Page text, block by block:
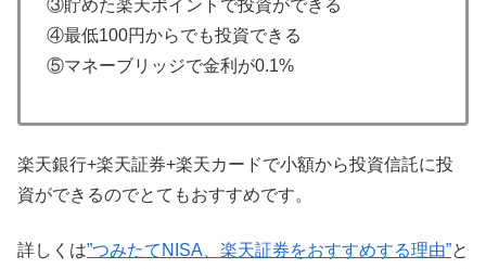
③貯めた楽天ポイントで投資ができる
④最低100円からでも投資できる
⑤マネーブリッジで金利が0.1%
楽天銀行+楽天証券+楽天カードで小額から投資信託に投
資ができるのでとてもおすすめです。
詳しくは”つみたてNISA、楽天証券をおすすめする理由”と